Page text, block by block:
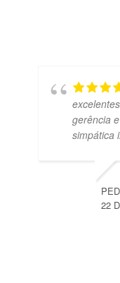
gerência
simpática
22